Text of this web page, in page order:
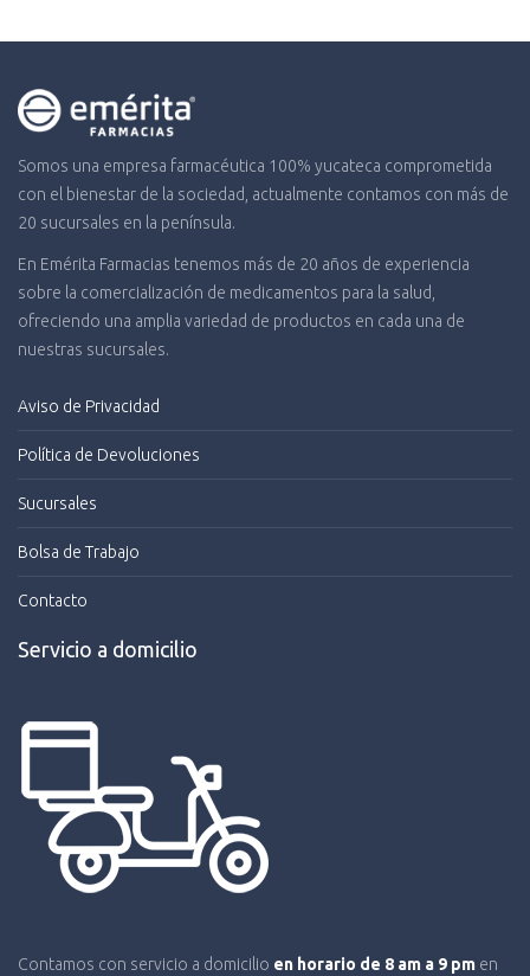
Somos una empresa farmacéutica 100% yucateca comprometida
con el bienestar de la sociedad, actualmente contamos con más de
20 sucursales en la península.
En Emérita Farmacias tenemos más de 20 años de experiencia
sobre la comercialización de medicamentos para la salud,
ofreciendo una amplia variedad de productos en cada una de
nuestras sucursales.
Aviso de Privacidad
Política de Devoluciones
Sucursales
Bolsa de Trabajo
Contacto
Servicio a domicilio
Contamos con servicio a domicilio en horario de 8 am a 9 pm en